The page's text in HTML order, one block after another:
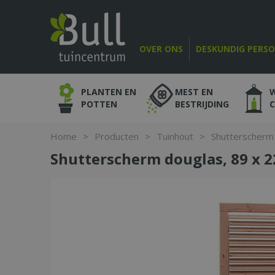
Home > Producten > Tuinhout >
OVER ONS DESKUNDIG
PLANTEN EN
POTTEN
MEST EN
BESTRIJDING
Shutterscherm douglas, 89 x